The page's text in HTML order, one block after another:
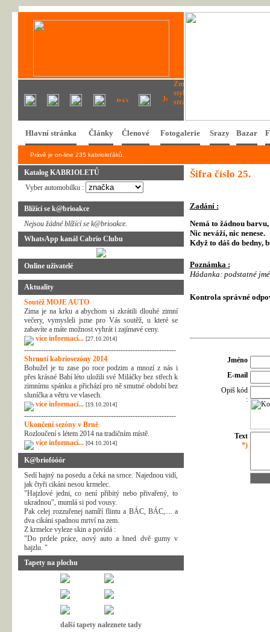
Hlavní stránka Články Členové Fotogalerie Srazy Bazar
Právě je on-line 235 kabrioleťáků.
Katalog KABRIOLETŮ
Vyber automobilku :
Blížící se k@brioakce
Nejsou žádné blížící se k@brioakce.
WhatsApp kanál Cabrio Clubu
Online uživatelé
Aktuality
Soutěž MOJE AUTO
Zima je na krku a abychom si zkrátili dlouhé zimní
večery, vymysleli jsme pro Vás soutěž, u které se
zabavíte a máte možnost vyhrát i zajímavé ceny.
více informací... [27.10.2014]
---------------------------------------------------------------
Shrnutí kabriosezóny 2014
Bohužel je tu zase po roce podzim a mnozí z nás i
přes krásné Babí léto uložili své Miláčky bez střech k
zimnímu spánku a přichází pro ně smutné období bez
sluníčka a větru ve vlasech.
více informací... [19.10.2014]
---------------------------------------------------------------
Ukončení sezóny v Brně
Rozloučení s létem 2014 na tradičním místě.
více informací... [04.10.2014]
K@briofóóór
Sedí hajný na posedu a čeká na srnce. Najednou vidí,
jak čtyři cikáni nesou krmelec.
"Hajzlové jedni, co není přibitý nebo přivařený, to
ukradnou", mumlá si pod vousy.
Pak celej rozzuřenej namíří flintu a BÁC, BÁC,.... a
dva cikáni spadnou mrtví na zem.
Z krmelce vyleze skin a povídá :
"Do prdele práce, nový auto a hned dvě gumy v
hajzlu. "
Tapety na plochu
další tapety naleznete tady
Šifra číslo 25.
Zadání :
Nemá to žádnou
Nic neváží, nic nenese.
Když to dáš do bedny,
Poznámka :
Hádanka: podstatné
Kontrola správné
Jméno
E-mail
Opiš kód
:
Text
*)